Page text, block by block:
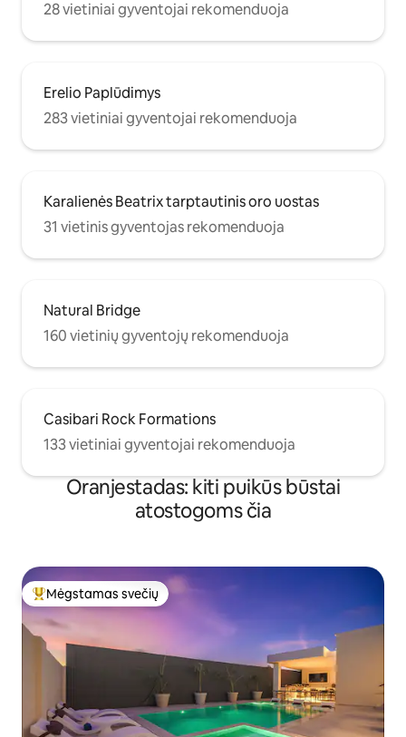
28 vietiniai gyventojai rekomenduoja
Erelio Paplūdimys
283 vietiniai gyventojai rekomenduoja
Karalienės Beatrix tarptautinis oro uostas
31 vietinis gyventojas rekomenduoja
Natural Bridge
160 vietinių gyventojų rekomenduoja
Casibari Rock Formations
133 vietiniai gyventojai rekomenduoja
Oranjestadas: kiti puikūs būstai
atostogoms čia
Svečių mėgstamiausias
Mėgstamas svečių